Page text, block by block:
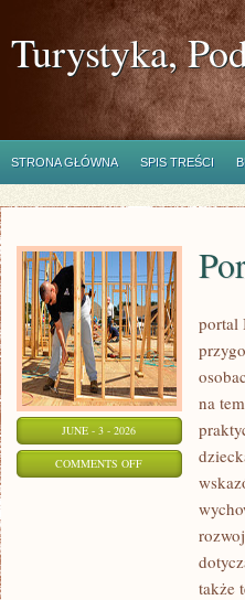
Turystyka,
STRONA GŁÓWNA SPIS TREŚCI
JUNE - 3 - 2026
COMMENTS OFFON
portal
na
także